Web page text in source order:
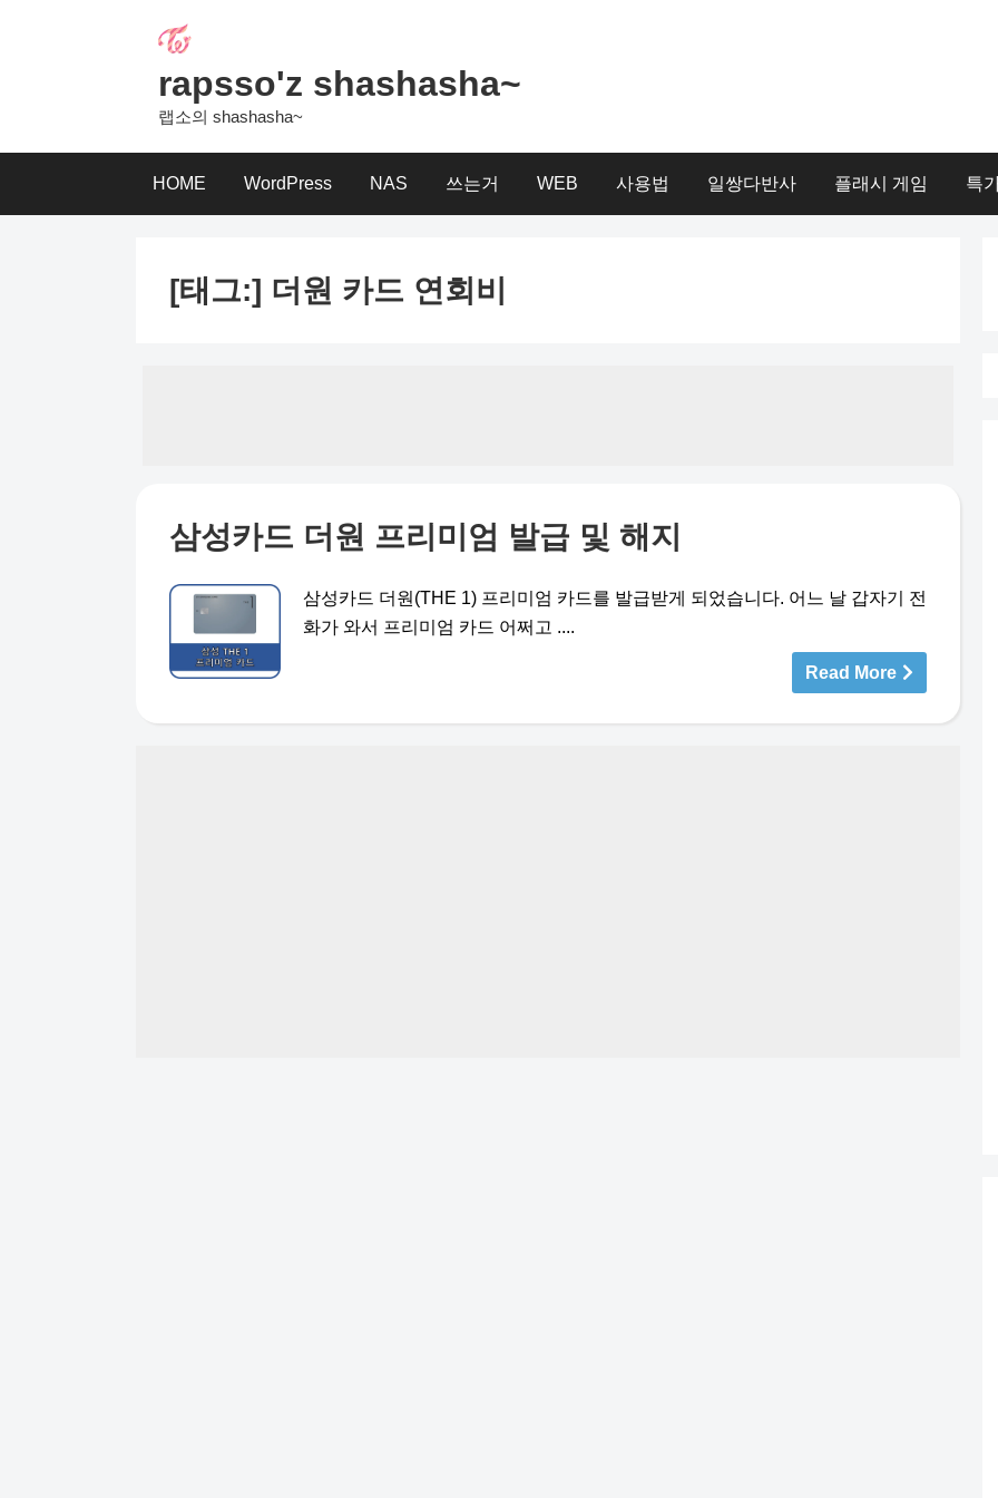
rapsso'z shashasha~
랩소의 shashasha~
HOME WordPress NAS 쓰는거 WEB 사용법 일쌍다반사 플래시 게임 특
[태그:] 더원 카드 연회비
삼성카드 더원 프리미엄 발급 및 해지
삼성카드 더원(THE 1) 프리미엄 카드를 발급받게 되었습니다. 어느 날 갑자기 전
화가 와서 프리미엄 카드 어쩌고 ....
Read More